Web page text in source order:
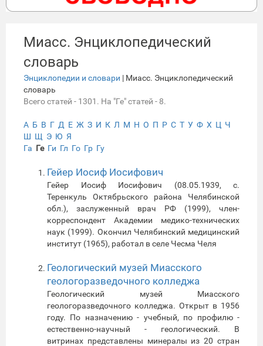
Миасс. Энциклопедический
словарь
Энциклопедии и словари | Миасс. Энциклопедический
словарь
Всего статей - 1301. На "Ге" статей - 8.
А Б В Г Д Е Ж З И К Л М Н О П Р С Т У Ф Х Ц Ч
Ш Щ Э Ю Я
Га Ге Ги Гл Го Гр Гу
Гейер Иосиф Иосифович
Гейер Иосиф Иосифович (08.05.1939, с.
Теренкуль Октябрьского района Челябинской
обл.), заслуженный врач РФ (1999), член-
корреспондент Академии медико-технических
наук (1999). Окончил Челябинский медицинский
институт (1965), работал в селе Чесма Челя
Геологический музей Миасского
геологоразведочного колледжа
Геологический музей Миасского
геологоразведочного колледжа. Открыт в 1956
году. По назначению - учебный, по профилю -
естественно-научный - геологический. В
витринах представлены минералы из 20 стран